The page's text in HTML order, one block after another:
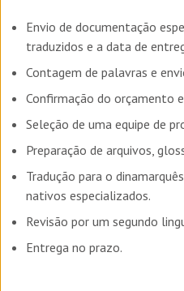
Envio de documentação
traduzidos e a data de
Contagem de palavras e
Confirmação do orçamento
Seleção de uma equipe de
Preparação de arquivos,
Tradução para o dinamarquês
nativos especializados.
Revisão por um segundo
Entrega no prazo.